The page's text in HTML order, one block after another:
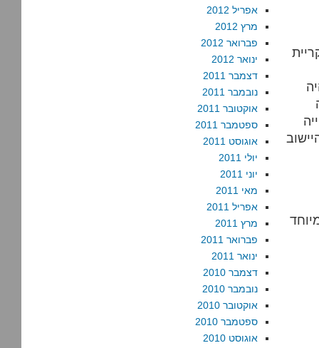
אפריל 2012
מרץ 2012
פברואר 2012
ינואר 2012
דצמבר 2011
נובמבר 2011
אוקטובר 2011
ספטמבר 2011
אוגוסט 2011
יולי 2011
יוני 2011
מאי 2011
אפריל 2011
מרץ 2011
פברואר 2011
ינואר 2011
דצמבר 2010
נובמבר 2010
אוקטובר 2010
ספטמבר 2010
אוגוסט 2010